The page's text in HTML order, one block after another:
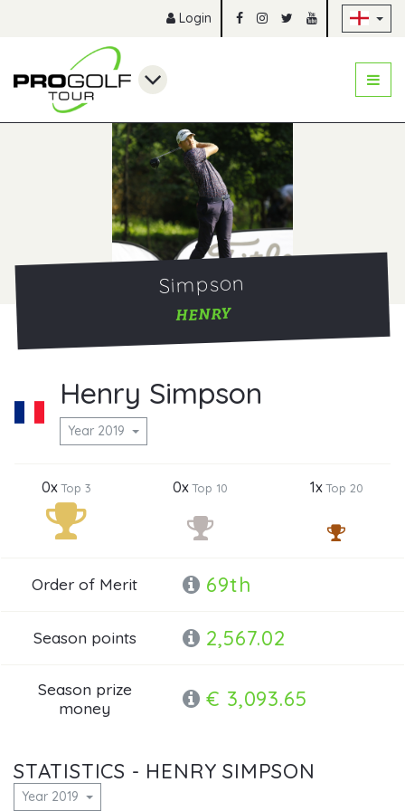
Login
Simpson
HENRY
Henry Simpson
Year 2019
0xTop 3 0xTop 10 1xTop 20
Order of Merit 69th
Season points 2,567.02
Season prize
money
€ 3,093.65
STATISTICS - HENRY SIMPSON
Year 2019